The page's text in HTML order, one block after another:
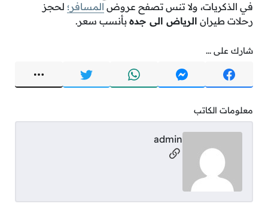
في الذكريات، ولا تنس تصفح عروض المسافر؛ لحجز
رحلات طيران الرياض الى جده بأنسب سعر.
شارك على ...
معلومات الكاتب
admin
مواقع التواصل